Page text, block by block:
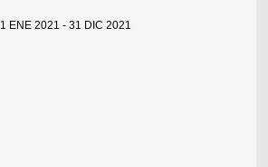
1 ENE 2021 - 31 DIC 2021